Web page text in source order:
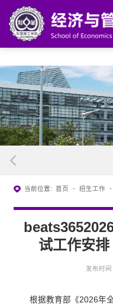
beats365(
当前位置: 首页 - 招生工作 -
试工作安排
发布时
根据教育部《2026年